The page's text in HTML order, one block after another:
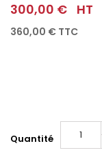
300,00 € HT
360,00 € TTC
Quantité